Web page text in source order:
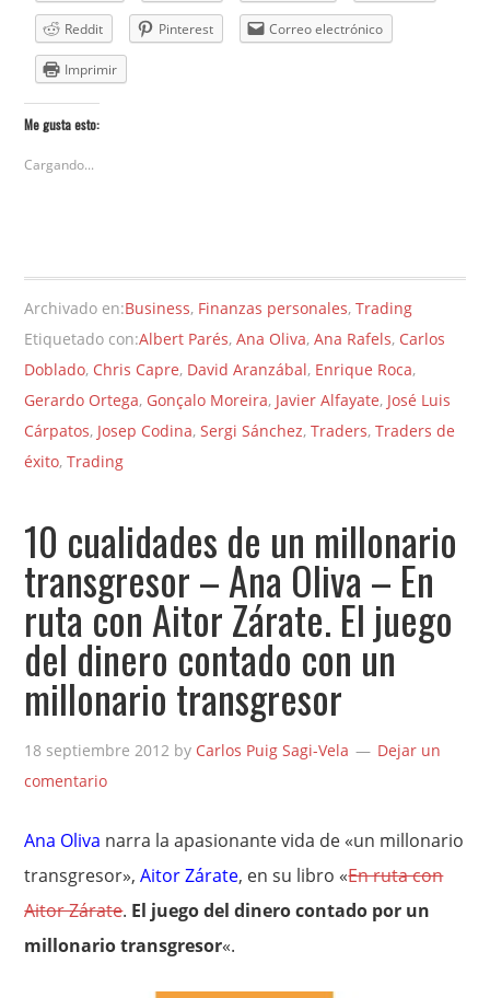
Reddit Pinterest Correo electrónico
Imprimir
Me gusta esto:
Cargando...
Archivado en:Business, Finanzas personales,Trading
Etiquetado con:Albert Parés,Ana Oliva,Ana Rafels, Carlos
Doblado, Chris Capre, David Aranzábal, Enrique Roca,
Gerardo Ortega, Gonçalo Moreira, Javier Alfayate, José Luis
Cárpatos, Josep Codina,Sergi Sánchez,Traders,Traders de
éxito,Trading
10 cualidades de un millonario
transgresor – Ana Oliva – En
ruta con Aitor Zárate. El juego
del dinero contado con un
millonario transgresor
18 septiembre 2012 by Carlos Puig Sagi-Vela
Dejar un
comentario
Ana Oliva narra la apasionante vida de «un millonario
transgresor»,Aitor Zárate, en su libro «En ruta con
Aitor Zárate. El juego del dinero contado por un
millonario transgresor«.